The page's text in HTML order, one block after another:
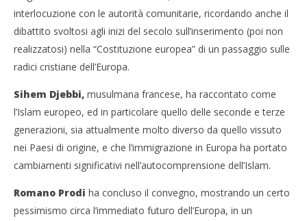
interlocuzione con le autorità comunitarie, ricordando anche il
dibattito svoltosi agli inizi del secolo sull’inserimento (poi non
realizzatosi) nella “Costituzione europea” di un passaggio sulle
radici cristiane dell’Europa.
Sihem Djebbi, musulmana francese, ha raccontato come
l’Islam europeo, ed in particolare quello delle seconde e terze
generazioni, sia attualmente molto diverso da quello vissuto
nei Paesi di origine, e che l’immigrazione in Europa ha portato
cambiamenti significativi nell’autocomprensione dell’Islam.
Romano Prodi ha concluso il convegno, mostrando un certo
pessimismo circa l’immediato futuro dell’Europa, in un